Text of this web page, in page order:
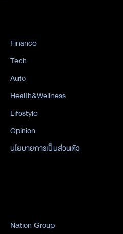
Finance
Tech
Auto
Health&Wellness
Lifestyle
Opinion
นโยบายการเป็นส่วนตัว
Nation Group